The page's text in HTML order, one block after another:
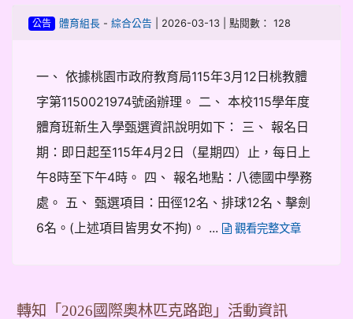
公告 體育組長- 綜合公告 | 2026-03-13 | 點閱數： 128
一、 依據桃園市政府教育局115年3月12日桃教體
字第1150021974號函辦理。 二、 本校115學年度
體育班新生入學甄選資訊說明如下： 三、 報名日
期：即日起至115年4月2日（星期四）止，每日上
午8時至下午4時。 四、 報名地點：八德國中學務
處。 五、 甄選項目：田徑12名、排球12名、擊劍
6名。(上述項目皆男女不拘)。 ...
觀看完整文章
轉知「2026國際奧林匹克路跑」活動資訊